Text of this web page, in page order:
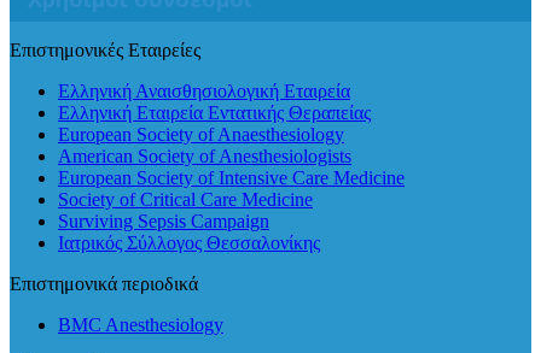
Επιστημονικές Εταιρείες
Ελληνική Αναισθησιολογική Εταιρεία
Ελληνική Εταιρεία Εντατικής Θεραπείας
European Society of Anaesthesiology
American Society of Anesthesiologists
European Society of Intensive Care Medicine
Society of Critical Care Medicine
Surviving Sepsis Campaign
Ιατρικός Σύλλογος Θεσσαλονίκης
Επιστημονικά περιοδικά
BMC Anesthesiology